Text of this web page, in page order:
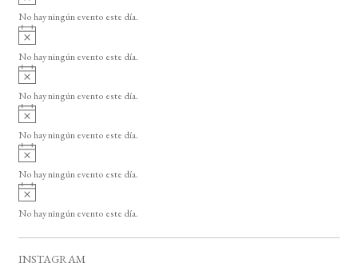
o
v
i
o
No hay ningún evento este día.
A
v
i
o
No hay ningún evento este día.
A
v
i
o
No hay ningún evento este día.
A
v
i
o
No hay ningún evento este día.
A
v
i
o
No hay ningún evento este día.
A
v
i
No hay ningún evento este día.
INSTAGRAM